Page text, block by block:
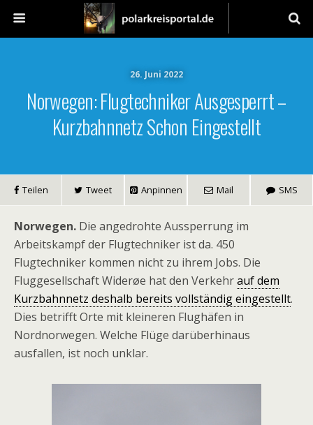
26. Juni 2022
Norwegen: Flugtechniker Ausgesperrt –
Kurzbahnnetz Schon Eingestellt
Teilen Tweet Anpinnen Mail SMS
Norwegen. Die angedrohte Aussperrung im
Arbeitskampf der Flugtechniker ist da. 450
Flugtechniker kommen nicht zu ihrem Jobs. Die
Fluggesellschaft Widerøe hat den Verkehrauf dem
Kurzbahnnetz deshalb bereits vollständig eingestellt.
Dies betrifft Orte mit kleineren Flughäfen in
Nordnorwegen. Welche Flüge darüberhinaus
ausfallen, ist noch unklar.